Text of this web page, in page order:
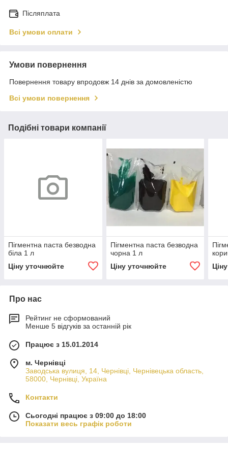
Післяплата
Всі умови оплати
Умови повернення
Повернення товару впродовж 14 днів за домовленістю
Всі умови повернення
Подібні товари компанії
Пігментна паста безводна
біла 1 л
Ціну уточнюйте
Пігментна паста безводна
чорна 1 л
Ціну уточнюйте
Про нас
Рейтинг не сформований
Менше 5 відгуків за останній рік
Працює з 15.01.2014
м. Чернівці
Заводська вулиця, 14, Чернівці, Чернівецька область,
58000, Чернівці, Україна
Контакти
Сьогодні працює з 09:00 до 18:00
Показати весь графік роботи